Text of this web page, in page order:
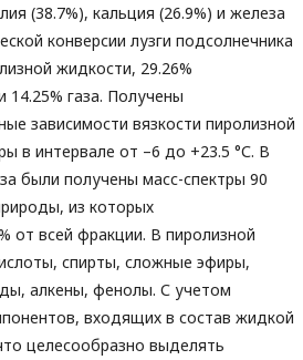
(38.7%), кальция (26.9%) и железа
конверсии лузги подсолнечника
жидкости, 29.26%
14.25% газа. Получены
зависимости вязкости пиролизной
в интервале от –6 до +23.5 °С. В
были получены масс-спектры 90
из которых
от всей фракции. В пиролизной
спирты, сложные эфиры,
алкены, фенолы. С учетом
входящих в состав жидкой
целесообразно выделять